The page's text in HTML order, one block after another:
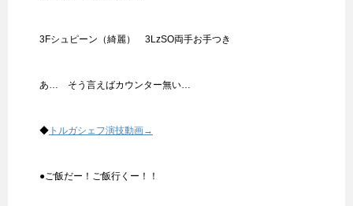
3Fシュピーン（綺麗） 3LzSO両手お手つき
あ… そう言えばカウンター無い…
◆ トルガシェフ演技動画→
●ご飯だー！ご飯行くー！！